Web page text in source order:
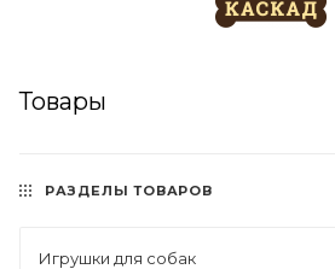
Товары
РАЗДЕЛЫ ТОВАРОВ
Игрушки для собак